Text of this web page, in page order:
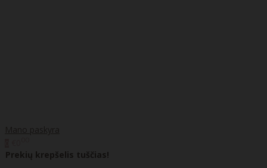
Mano paskyra
Prekių krepšelis tuščias!